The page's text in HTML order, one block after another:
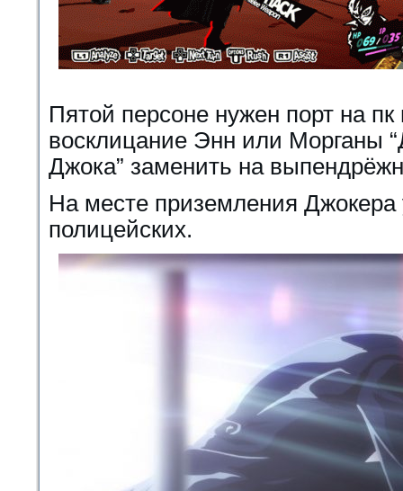
Пятой персоне нужен порт на
восклицание Энн или Морганы
Джока” заменить на
На месте приземления Джокера
полицейских.